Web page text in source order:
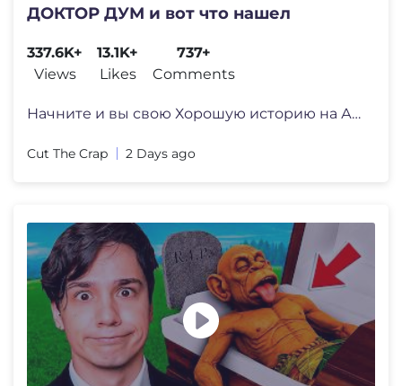
ДОКТОР ДУМ и вот что нашел
337.6K+
Views
13.1K+
Likes
737+
Comments
Начните и вы свою Хорошую историю на А�
Cut The Crap 2 Days ago